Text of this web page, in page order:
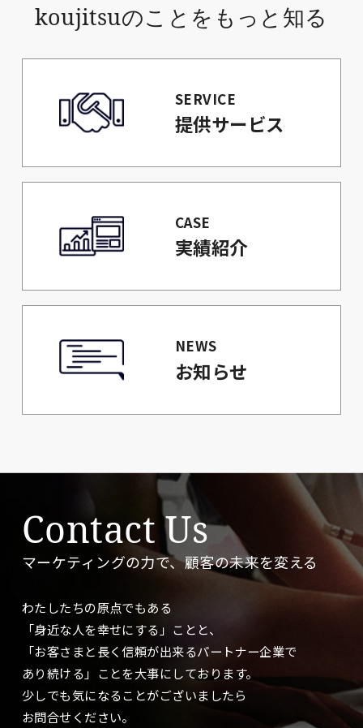
koujitsuのことをもっと知る
SERVICE
提供サービス
CASE
実績紹介
NEWS
お知らせ
Contact Us
マーケティングの力で、顧客の未来を変える
わたしたちの原点でもある
「身近な人を幸せにする」ことと、
「お客さまと長く信頼が出来るパートナー企業で
あり続ける」ことを大事にしております。
少しでも気になることがございましたら
お問合せください。